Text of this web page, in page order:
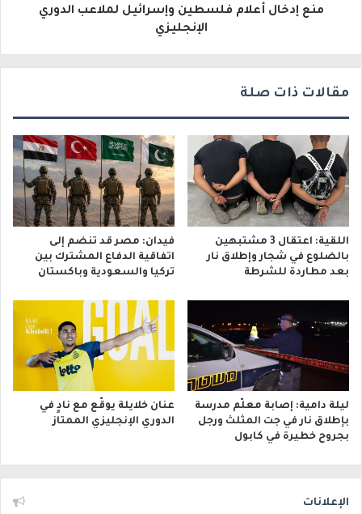
منع إدخال أعلام فلسطين وإسرائيل لملاعب الدوري
الإنجليزي
مقالات ذات صلة
اللقية: اعتقال 3 مشتبهين
بالضلوع في شجار وإطلاق نار
بعد مطاردة للشرطة
فيدان: مصر قد تنضم إلى
اتفاقية الدفاع المشترك بين
تركيا والسعودية وباكستان
ليلة دامية: إصابة معلّم مدرسة
بإطلاق نار في جت المثلث ورجل
بجروح خطيرة في كابول
عنان خلايلة يوقّع مع نادٍ في
الدوري الإنجليزي الممتاز
الإعلانات